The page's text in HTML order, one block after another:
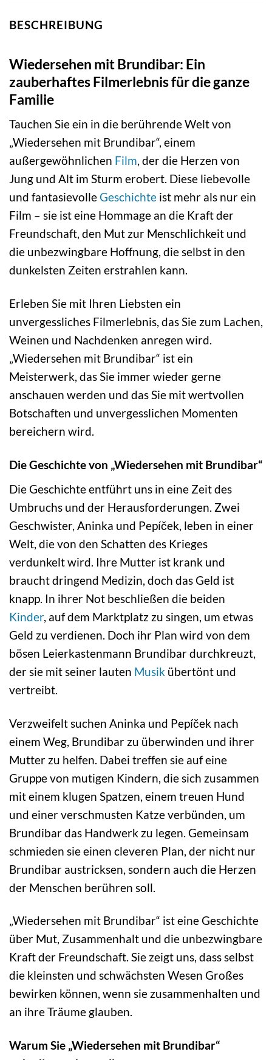
BESCHREIBUNG
Wiedersehen mit Brundibar: Ein
zauberhaftes Filmerlebnis für die ganze
Familie
Tauchen Sie ein in die berührende Welt von
„Wiedersehen mit Brundibar“, einem
außergewöhnlichen Film, der die Herzen von
Jung und Alt im Sturm erobert. Diese liebevolle
und fantasievolleGeschichte ist mehr als nur ein
Film – sie ist eine Hommage an die Kraft der
Freundschaft, den Mut zur Menschlichkeit und
die unbezwingbare Hoffnung, die selbst in den
dunkelsten Zeiten erstrahlen kann.
Erleben Sie mit Ihren Liebsten ein
unvergessliches Filmerlebnis, das Sie zum Lachen,
Weinen und Nachdenken anregen wird.
„Wiedersehen mit Brundibar“ ist ein
Meisterwerk, das Sie immer wieder gerne
anschauen werden und das Sie mit wertvollen
Botschaften und unvergesslichen Momenten
bereichern wird.
Die Geschichte von „Wiedersehen mit Brundibar“
Die Geschichte entführt uns in eine Zeit des
Umbruchs und der Herausforderungen. Zwei
Geschwister, Aninka und Pepíček, leben in einer
Welt, die von den Schatten des Krieges
verdunkelt wird. Ihre Mutter ist krank und
braucht dringend Medizin, doch das Geld ist
knapp. In ihrer Not beschließen die beiden
Kinder, auf dem Marktplatz zu singen, um etwas
Geld zu verdienen. Doch ihr Plan wird von dem
bösen Leierkastenmann Brundibar durchkreuzt,
der sie mit seiner lauten Musik übertönt und
vertreibt.
Verzweifelt suchen Aninka und Pepíček nach
einem Weg, Brundibar zu überwinden und ihrer
Mutter zu helfen. Dabei treffen sie auf eine
Gruppe von mutigen Kindern, die sich zusammen
mit einem klugen Spatzen, einem treuen Hund
und einer verschmusten Katze verbünden, um
Brundibar das Handwerk zu legen. Gemeinsam
schmieden sie einen cleveren Plan, der nicht nur
Brundibar austricksen, sondern auch die Herzen
der Menschen berühren soll.
„Wiedersehen mit Brundibar“ ist eine Geschichte
über Mut, Zusammenhalt und die unbezwingbare
Kraft der Freundschaft. Sie zeigt uns, dass selbst
die kleinsten und schwächsten Wesen Großes
bewirken können, wenn sie zusammenhalten und
an ihre Träume glauben.
Warum Sie „Wiedersehen mit Brundibar“